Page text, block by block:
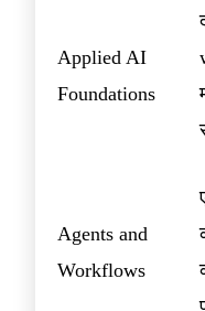
Applied AI
Foundations
Agents and
Workflows